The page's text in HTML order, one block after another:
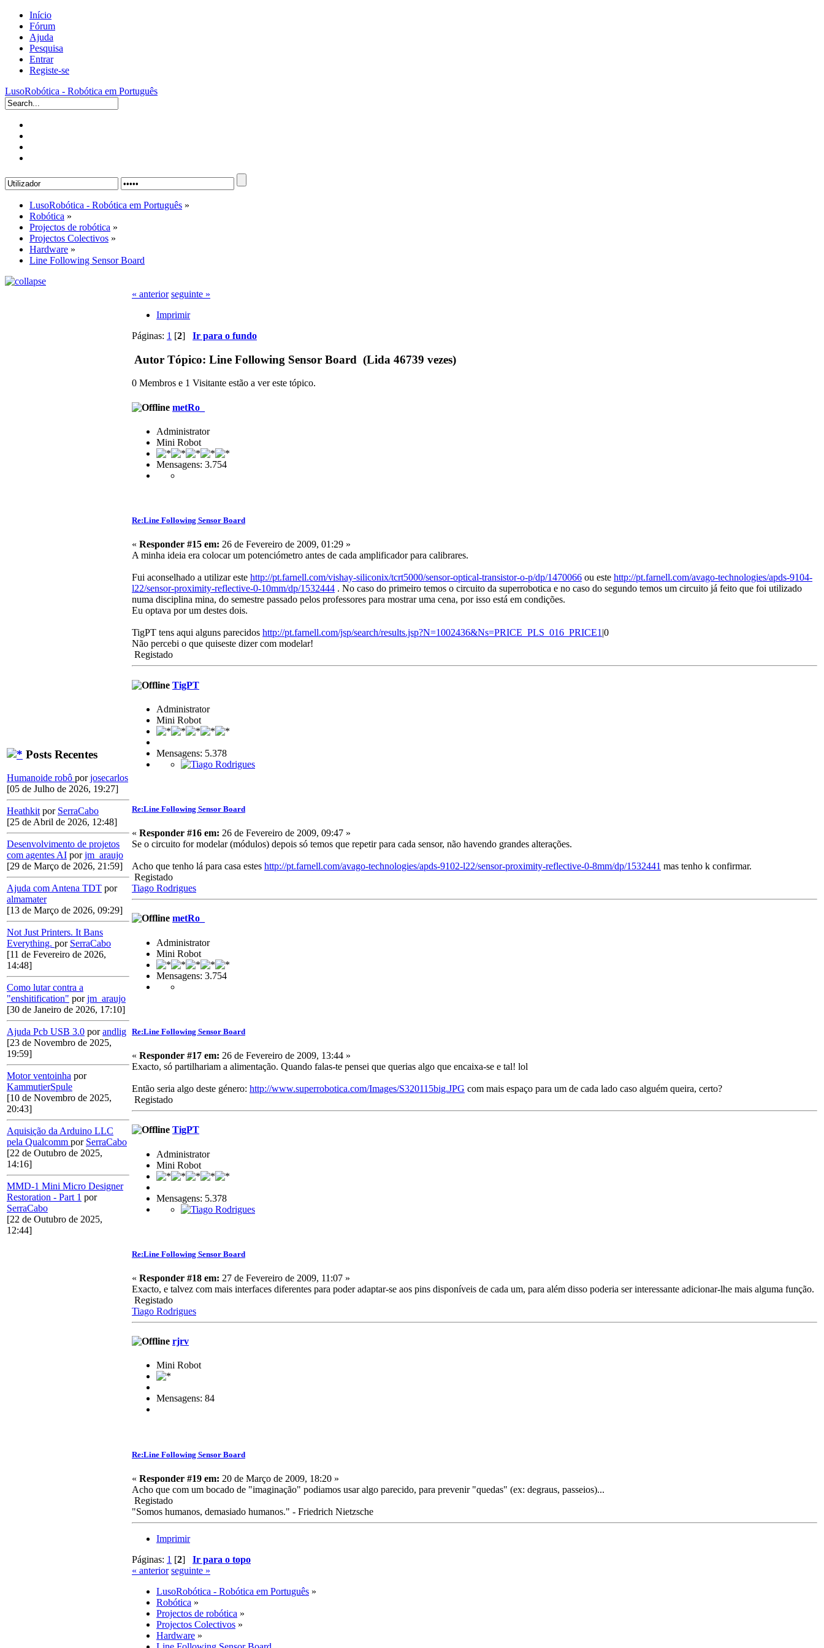
Início
Fórum
Ajuda
Pesquisa
Entrar
Registe-se
LusoRobótica - Robótica em Português
LusoRobótica - Robótica em Português »
Robótica »
Projectos de robótica »
Projectos Colectivos »
Hardware »
Line Following Sensor Board
Posts Recentes
Humanoide robô porjosecarlos
[05 de Julho de 2026, 19:27]
Heathkit por SerraCabo
[25 de Abril de 2026, 12:48]
Desenvolvimento de projetos
com agentes AI porjm_araujo
[29 de Março de 2026, 21:59]
Ajuda com Antena TDT por
almamater
[13 de Março de 2026, 09:29]
Not Just Printers. It Bans
Everything. por SerraCabo
[11 de Fevereiro de 2026,
14:48]
Como lutar contra a
"enshitification" porjm_araujo
[30 de Janeiro de 2026, 17:10]
Ajuda Pcb USB 3.0 porandlig
[23 de Novembro de 2025,
19:59]
Motor ventoinha por
KammutierSpule
[10 de Novembro de 2025,
20:43]
Aquisição da Arduino LLC
pela Qualcomm por SerraCabo
[22 de Outubro de 2025,
14:16]
MMD-1 Mini Micro Designer
Restoration - Part 1 por
SerraCabo
[22 de Outubro de 2025,
12:44]
« anterior seguinte »
Imprimir
Páginas: 1 [2] Ir para o fundo
Autor Tópico: Line Following Sensor Board (Lida 46739 vezes)
0 Membros e 1 Visitante estão a ver este tópico.
metRo_
Administrator
Mini Robot
Mensagens: 3.754
Re:Line Following Sensor Board
« Responder #15 em: 26 de Fevereiro de 2009, 01:29 »
A minha ideia era colocar um potenciómetro antes de cada amplificador para calibrares.
Fui aconselhado a utilizar este http://pt.farnell.com/vishay-siliconix/tcrt5000/sensor-optical-transistor-o-p/dp/1470066 ou este http://pt.farnell.com/avago-technologies/apds-9104-
l22/sensor-proximity-reflective-0-10mm/dp/1532444 . No caso do primeiro temos o circuito da superrobotica e no caso do segundo temos um circuito já feito que foi utilizado
numa disciplina mina, do semestre passado pelos professores para mostrar uma cena, por isso está em condições.
Eu optava por um destes dois.
TigPT tens aqui alguns parecidos http://pt.farnell.com/jsp/search/results.jsp?N=1002436&Ns=PRICE_PLS_016_PRICE1 |0
Não percebi o que quiseste dizer com modelar!
Registado
TigPT
Administrator
Mini Robot
Mensagens: 5.378
Re:Line Following Sensor Board
« Responder #16 em: 26 de Fevereiro de 2009, 09:47 »
Se o circuito for modelar (módulos) depois só temos que repetir para cada sensor, não havendo grandes alterações.
Acho que tenho lá para casa estes http://pt.farnell.com/avago-technologies/apds-9102-l22/sensor-proximity-reflective-0-8mm/dp/1532441 mas tenho k confirmar.
Registado
Tiago Rodrigues
metRo_
Administrator
Mini Robot
Mensagens: 3.754
Re:Line Following Sensor Board
« Responder #17 em: 26 de Fevereiro de 2009, 13:44 »
Exacto, só partilhariam a alimentação. Quando falas-te pensei que querias algo que encaixa-se e tal! lol
Então seria algo deste género: http://www.superrobotica.com/Images/S320115big.JPG com mais espaço para um de cada lado caso alguém queira, certo?
Registado
TigPT
Administrator
Mini Robot
Mensagens: 5.378
Re:Line Following Sensor Board
« Responder #18 em: 27 de Fevereiro de 2009, 11:07 »
Exacto, e talvez com mais interfaces diferentes para poder adaptar-se aos pins disponíveis de cada um, para além disso poderia ser interessante adicionar-lhe mais alguma função.
Registado
Tiago Rodrigues
rjrv
Mini Robot
Mensagens: 84
Re:Line Following Sensor Board
« Responder #19 em: 20 de Março de 2009, 18:20 »
Acho que com um bocado de "imaginação" podiamos usar algo parecido, para prevenir "quedas" (ex: degraus, passeios)...
Registado
"Somos humanos, demasiado humanos." - Friedrich Nietzsche
Imprimir
Páginas: 1 [2] Ir para o topo
« anterior seguinte »
LusoRobótica - Robótica em Português »
Robótica »
Projectos de robótica »
Projectos Colectivos »
Hardware »